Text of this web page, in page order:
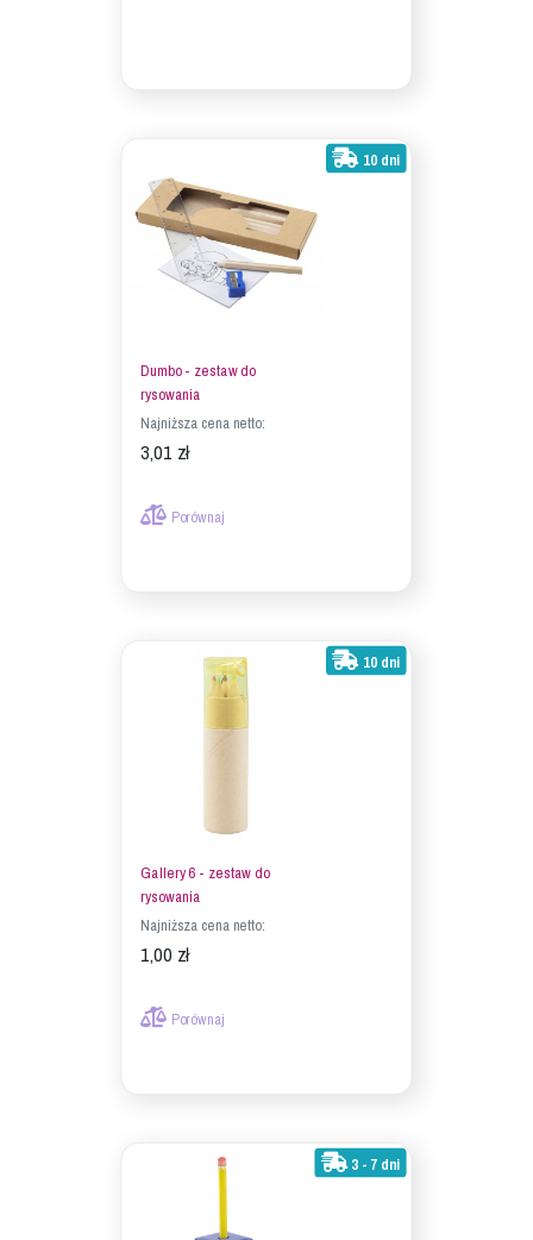
10 dni
Dumbo - zestaw do
rysowania
Najniższa cena netto:
3,01 zł
Porównaj
10 dni
Gallery 6 - zestaw do
rysowania
Najniższa cena netto:
1,00 zł
Porównaj
3 - 7 dni